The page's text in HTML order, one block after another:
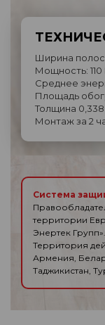
Ширина
Мощность: 110
Среднее
Площадь
Толщина
Монтаж за 2
Система
территории
Энертек Групп».
Территория
Армения,
Таджикистан,